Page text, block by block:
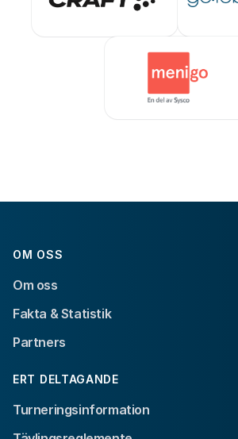
OM OSS
Om oss
Fakta & Statistik
Partners
ERT DELTAGANDE
Turneringsinformation